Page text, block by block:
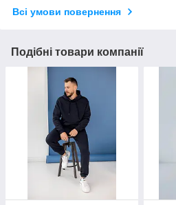
Всі умови повернення
Подібні товари компанії